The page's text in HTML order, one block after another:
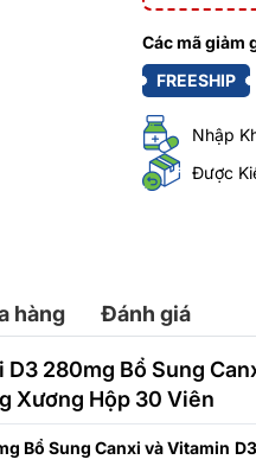
Các mã giảm
FREESHIP
Nhập
Được
hàng Đánh giá
280mg Bổ Sung
Xương Hộp 30 Viên
Bổ Sung Canxi và Vitamin